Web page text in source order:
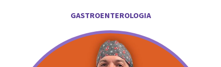
GASTROENTEROLOGIA